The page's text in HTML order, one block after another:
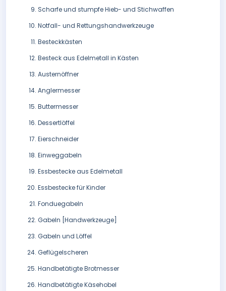
Scharfe und stumpfe Hieb- und Stichwaffen
Notfall- und Rettungshandwerkzeuge
Besteckkästen
Besteck aus Edelmetall in Kästen
Austernöffner
Anglermesser
Buttermesser
Dessertlöffel
Eierschneider
Einweggabeln
Essbestecke aus Edelmetall
Essbestecke für Kinder
Fonduegabeln
Gabeln [Handwerkzeuge]
Gabeln und Löffel
Geflügelscheren
Handbetätigte Brotmesser
Handbetätigte Käsehobel